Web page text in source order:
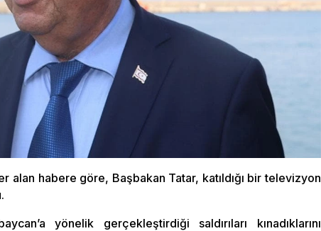
alan habere göre, Başbakan Tatar, katıldığı bir televizyon
yönelik gerçekleştirdiği saldırıları kınadıklarını